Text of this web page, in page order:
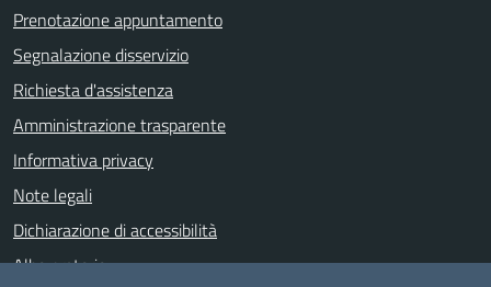
Prenotazione appuntamento
Segnalazione disservizio
Richiesta d'assistenza
Amministrazione trasparente
Informativa privacy
Note legali
Dichiarazione di accessibilità
Albo pretorio